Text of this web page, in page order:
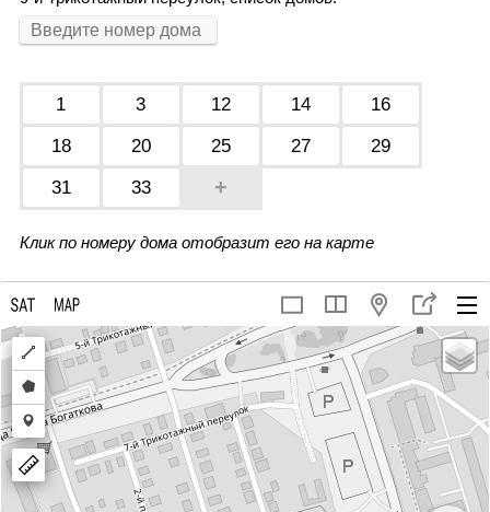
1 3 12 14
16
18
20 25 27
29
31
33 +
Клик по номеру дома отобразит его на карте
Draw
a
polyline
Draw
a
polygon
Draw
a
marker